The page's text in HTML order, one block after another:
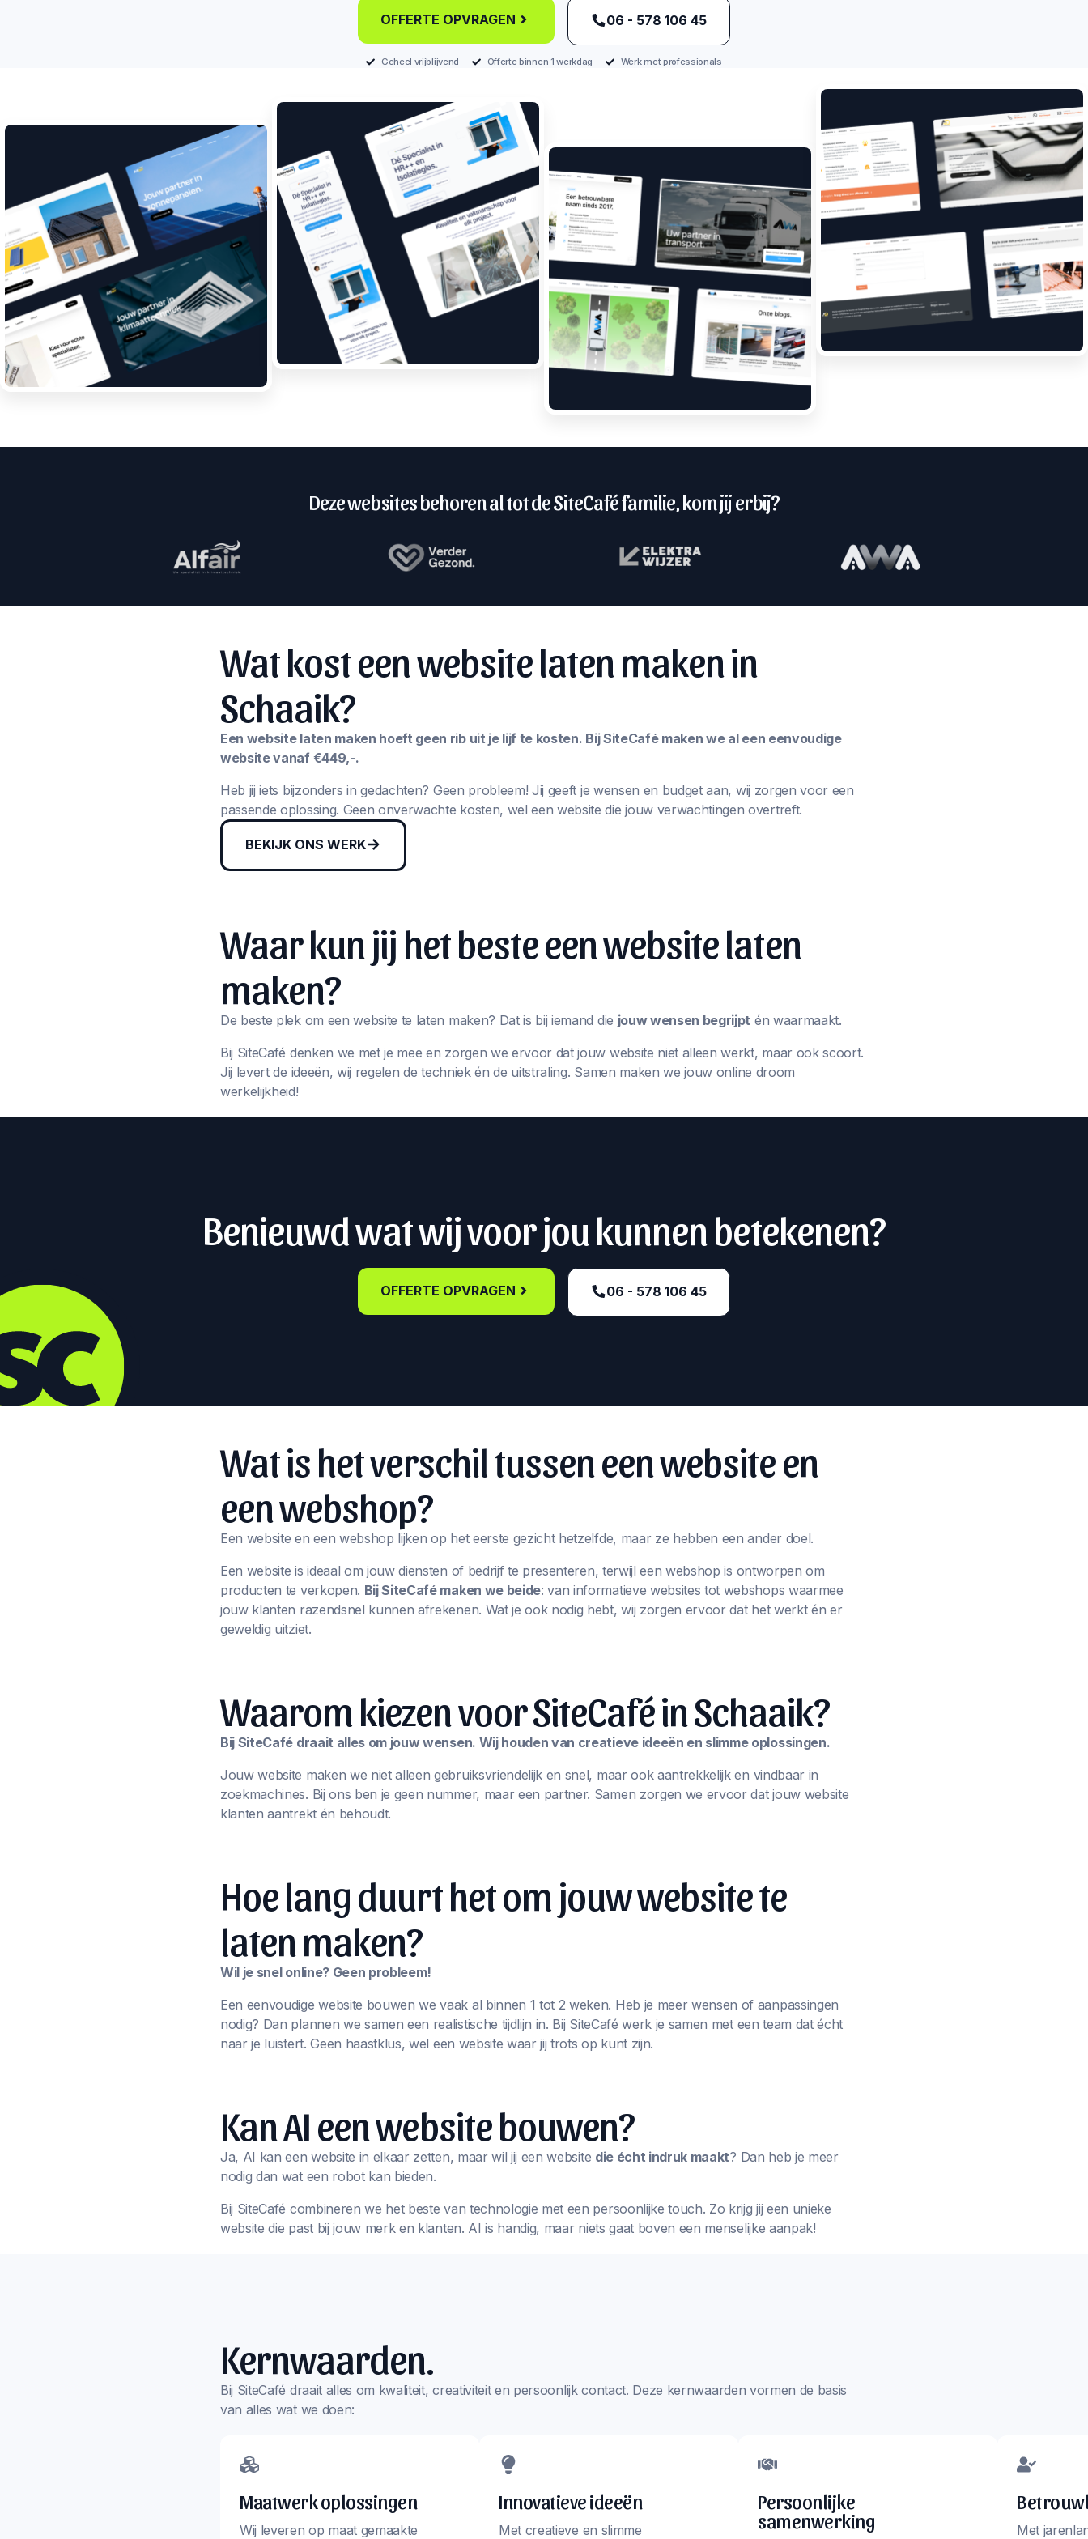
OFFERTE OPVRAGEN ‪06 - 578 106 45‬
Geheel vrijblijvend Offerte binnen 1 werkdag Werk met professionals
Deze websites behoren al tot de SiteCafé familie, kom jij erbij?
Wat kost een website laten maken in
Schaaik?
Een website laten maken hoeft geen rib uit je lijf te kosten. Bij SiteCafé maken we al een eenvoudige
website vanaf €449,-.
Heb jij iets bijzonders in gedachten? Geen probleem! Jij geeft je wensen en budget aan, wij zorgen voor een
passende oplossing. Geen onverwachte kosten, wel een website die jouw verwachtingen overtreft.
BEKIJK ONS WERK
Waar kun jij het beste een website laten
maken?
De beste plek om een website te laten maken? Dat is bij iemand die jouw wensen begrijpt én waarmaakt.
Bij SiteCafé denken we met je mee en zorgen we ervoor dat jouw website niet alleen werkt, maar ook scoort.
Jij levert de ideeën, wij regelen de techniek én de uitstraling. Samen maken we jouw online droom
werkelijkheid!
Benieuwd wat wij voor jou kunnen betekenen?
OFFERTE OPVRAGEN 06 - 578 106 45‬
Wat is het verschil tussen een website en
een webshop?
Een website en een webshop lijken op het eerste gezicht hetzelfde, maar ze hebben een ander doel.
Een website is ideaal om jouw diensten of bedrijf te presenteren, terwijl een webshop is ontworpen om
producten te verkopen. Bij SiteCafé maken we beide: van informatieve websites tot webshops waarmee
jouw klanten razendsnel kunnen afrekenen. Wat je ook nodig hebt, wij zorgen ervoor dat het werkt én er
geweldig uitziet.
Waarom kiezen voor SiteCafé in Schaaik?
Bij SiteCafé draait alles om jouw wensen. Wij houden van creatieve ideeën en slimme oplossingen.
Jouw website maken we niet alleen gebruiksvriendelijk en snel, maar ook aantrekkelijk en vindbaar in
zoekmachines. Bij ons ben je geen nummer, maar een partner. Samen zorgen we ervoor dat jouw website
klanten aantrekt én behoudt.
Hoe lang duurt het om jouw website te
laten maken?
Wil je snel online? Geen probleem!
Een eenvoudige website bouwen we vaak al binnen 1 tot 2 weken. Heb je meer wensen of aanpassingen
nodig? Dan plannen we samen een realistische tijdlijn in. Bij SiteCafé werk je samen met een team dat écht
naar je luistert. Geen haastklus, wel een website waar jij trots op kunt zijn.
Kan AI een website bouwen?
Ja, AI kan een website in elkaar zetten, maar wil jij een website die écht indruk maakt? Dan heb je meer
nodig dan wat een robot kan bieden.
Bij SiteCafé combineren we het beste van technologie met een persoonlijke touch. Zo krijg jij een unieke
website die past bij jouw merk en klanten. AI is handig, maar niets gaat boven een menselijke aanpak!
Kernwaarden.
Bij SiteCafé draait alles om kwaliteit, creativiteit en persoonlijk contact. Deze kernwaarden vormen de basis
van alles wat we doen:
Maatwerk oplossingen
Wij leveren op maat gemaakte
Innovatieve ideeën
Met creatieve en slimme
Persoonlijke
samenwerking
Met